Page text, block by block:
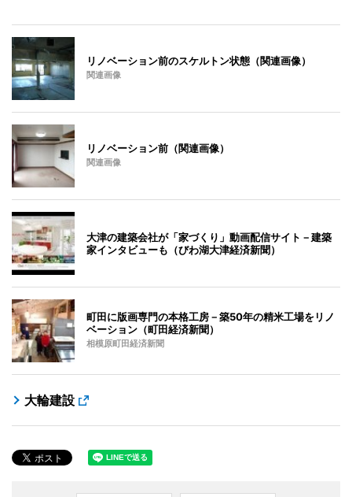
リノベーション前のスケルトン状態（関連画像）
関連画像
リノベーション前（関連画像）
関連画像
大津の建築会社が「家づくり」動画配信サイト－建築
家インタビューも（びわ湖大津経済新聞）
町田に版画専門の本格工房－築50年の精米工場をリノ
ベーション（町田経済新聞）
相模原町田経済新聞
大輪建設